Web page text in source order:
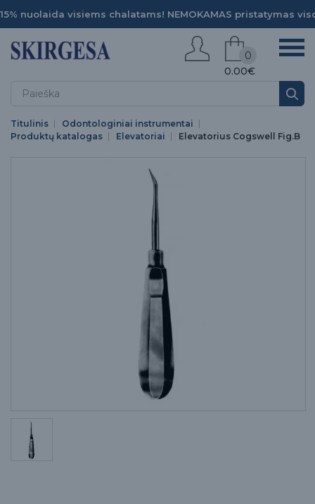
15% nuolaida visiems chalatams! NEMOKAMAS pristatymas
0.00€
0
Titulinis
Odontologiniai instrumentai
Produktų katalogas
Elevatoriai Elevatorius Cogswell Fig.B